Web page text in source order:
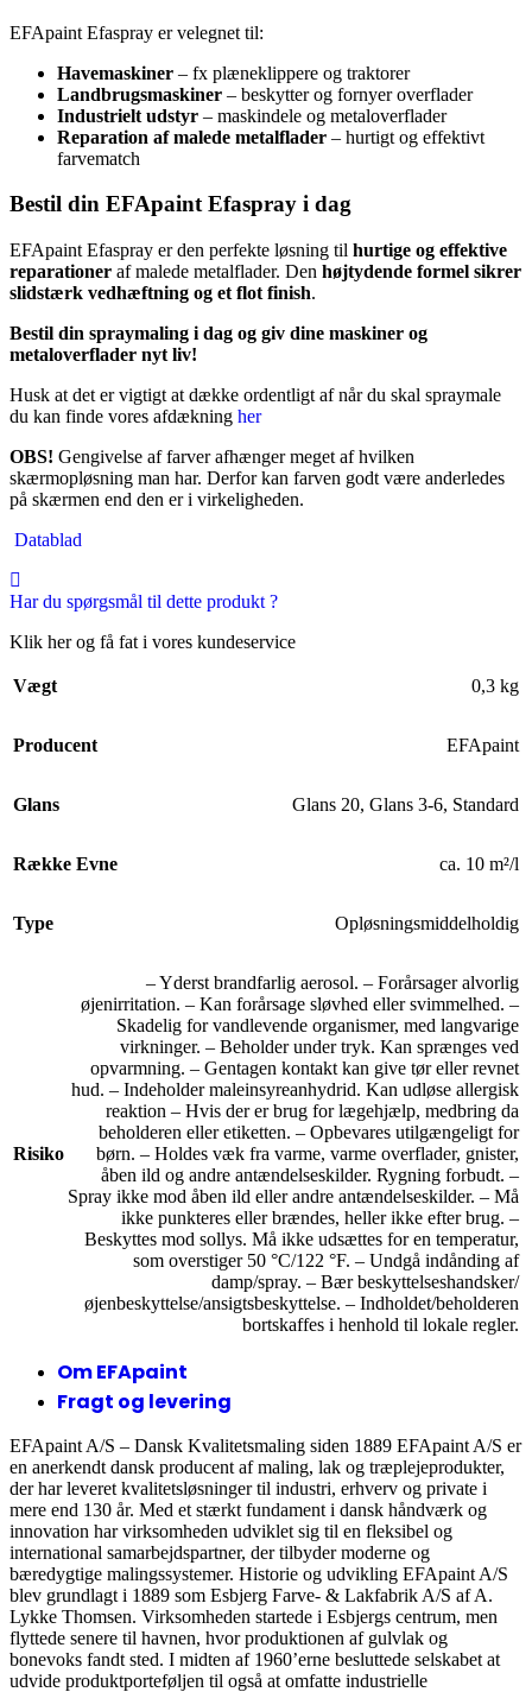
EFApaint Efaspray er velegnet til:
Havemaskiner – fx plæneklippere og traktorer
Landbrugsmaskiner – beskytter og fornyer overflader
Industrielt udstyr – maskindele og metaloverflader
Reparation af malede metalflader – hurtigt og effektivt
farvematch
Bestil din EFApaint Efaspray i dag
EFApaint Efaspray er den perfekte løsning til hurtige og effektive
reparationer af malede metalflader. Den højtydende formel sikrer
slidstærk vedhæftning og et flot finish.
Bestil din spraymaling i dag og giv dine maskiner og
metaloverflader nyt liv!
Husk at det er vigtigt at dække ordentligt af når du skal spraymale
du kan finde vores afdækning her
OBS! Gengivelse af farver afhænger meget af hvilken
skærmopløsning man har. Derfor kan farven godt være anderledes
på skærmen end den er i virkeligheden.
Datablad
Har du spørgsmål til dette produkt ?
Klik her og få fat i vores kundeservice
Vægt 0,3 kg
Producent EFApaint
Glans Glans 20, Glans 3-6, Standard
Række Evne ca. 10 m²/l
Type Opløsningsmiddelholdig
Risiko
– Yderst brandfarlig aerosol. – Forårsager alvorlig
øjenirritation. – Kan forårsage sløvhed eller svimmelhed. –
Skadelig for vandlevende organismer, med langvarige
virkninger. – Beholder under tryk. Kan sprænges ved
opvarmning. – Gentagen kontakt kan give tør eller revnet
hud. – Indeholder maleinsyreanhydrid. Kan udløse allergisk
reaktion – Hvis der er brug for lægehjælp, medbring da
beholderen eller etiketten. – Opbevares utilgængeligt for
børn. – Holdes væk fra varme, varme overflader, gnister,
åben ild og andre antændelseskilder. Rygning forbudt. –
Spray ikke mod åben ild eller andre antændelseskilder. – Må
ikke punkteres eller brændes, heller ikke efter brug. –
Beskyttes mod sollys. Må ikke udsættes for en temperatur,
som overstiger 50 °C/122 °F. – Undgå indånding af
damp/spray. – Bær beskyttelseshandsker/
øjenbeskyttelse/ansigtsbeskyttelse. – Indholdet/beholderen
bortskaffes i henhold til lokale regler.
Om EFApaint
Fragt og levering
EFApaint A/S – Dansk Kvalitetsmaling siden 1889 EFApaint A/S er
en anerkendt dansk producent af maling, lak og træplejeprodukter,
der har leveret kvalitetsløsninger til industri, erhverv og private i
mere end 130 år. Med et stærkt fundament i dansk håndværk og
innovation har virksomheden udviklet sig til en fleksibel og
international samarbejdspartner, der tilbyder moderne og
bæredygtige malingssystemer. Historie og udvikling EFApaint A/S
blev grundlagt i 1889 som Esbjerg Farve- & Lakfabrik A/S af A.
Lykke Thomsen. Virksomheden startede i Esbjergs centrum, men
flyttede senere til havnen, hvor produktionen af gulvlak og
bonevoks fandt sted. I midten af 1960’erne besluttede selskabet at
udvide produktporteføljen til også at omfatte industrielle